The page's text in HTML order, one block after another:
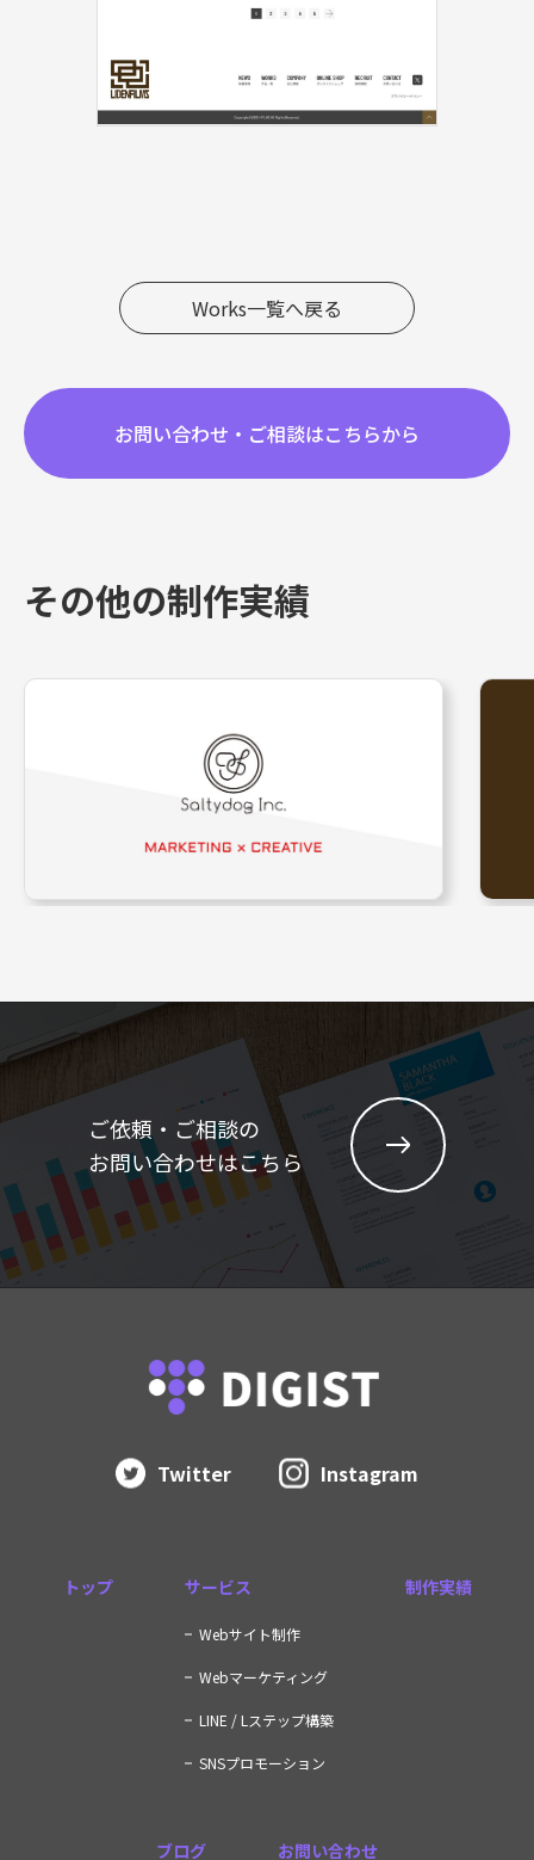
Works一覧へ戻る
お問い合わせ・ご相談はこちらから
その他の制作実績
ご依頼・ご相談の
お問い合わせはこちら
Twitter Instagram
トップ サービス
Webサイト制作
Webマーケティング
LINE / Lステップ構築
SNSプロモーション
制作実績
ブログ お問い合わせ